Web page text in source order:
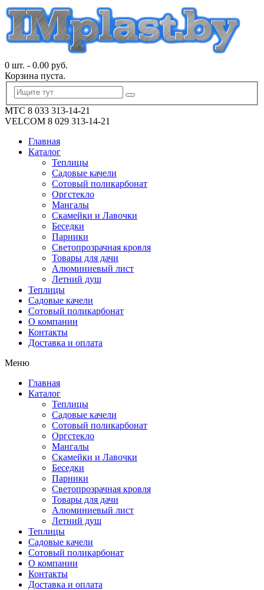
0 шт. - 0.00 руб.
Корзина пуста.
МТС 8 033 313-14-21
VELCOM 8 029 313-14-21
Главная
Каталог
Теплицы
Садовые качели
Сотовый поликарбонат
Оргстекло
Мангалы
Скамейки и Лавочки
Беседки
Парники
Светопрозрачная кровля
Товары для дачи
Алюминиевый лист
Летний душ
Теплицы
Садовые качели
Сотовый поликарбонат
О компании
Контакты
Доставка и оплата
Меню
Главная
Каталог
Теплицы
Садовые качели
Сотовый поликарбонат
Оргстекло
Мангалы
Скамейки и Лавочки
Беседки
Парники
Светопрозрачная кровля
Товары для дачи
Алюминиевый лист
Летний душ
Теплицы
Садовые качели
Сотовый поликарбонат
О компании
Контакты
Доставка и оплата